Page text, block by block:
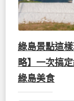
綠島景點這
略】一次搞
綠島美食